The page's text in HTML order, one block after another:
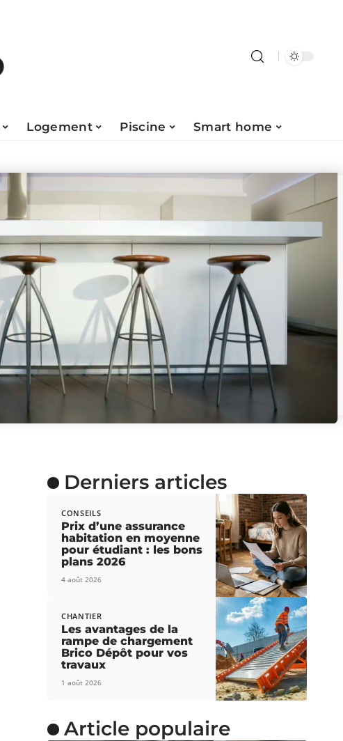
Logement Piscine Smart home
Derniers articles
CONSEILS
Prix d’une assurance
habitation en moyenne
pour étudiant : les bons
plans 2026
4 août 2026
CHANTIER
Les avantages de la
rampe de chargement
Brico Dépôt pour vos
travaux
1 août 2026
Article populaire